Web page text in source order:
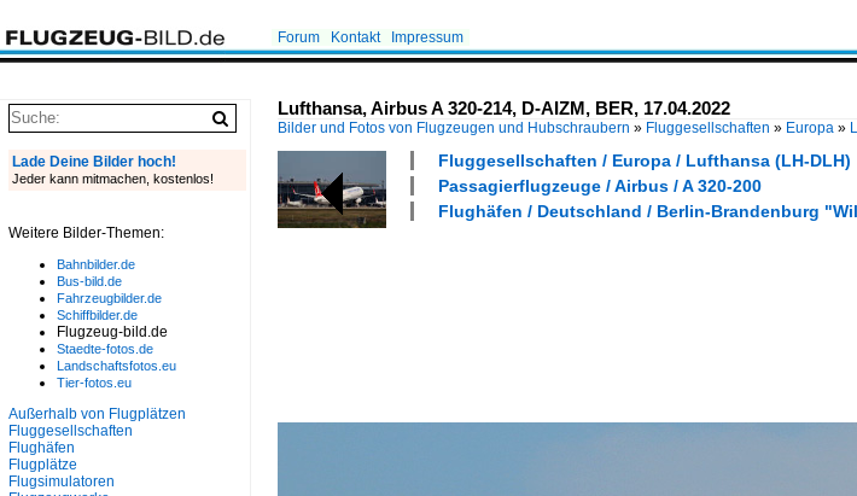
Forum Kontakt Impressum
Lufthansa, Airbus A 320-214, D-AIZM, BER, 17.04.2022
Bilder und Fotos von Flugzeugen und Hubschraubern » Fluggesellschaften » Europa »
Fluggesellschaften / Europa / Lufthansa (LH-DLH)
Passagierflugzeuge / Airbus / A 320-200
Flughäfen / Deutschland / Berlin-Brandenburg
Lade Deine Bilder hoch!
Jeder kann mitmachen, kostenlos!
Weitere Bilder-Themen:
Bahnbilder.de
Bus-bild.de
Fahrzeugbilder.de
Schiffbilder.de
Flugzeug-bild.de
Staedte-fotos.de
Landschaftsfotos.eu
Tier-fotos.eu
Außerhalb von Flugplätzen
Fluggesellschaften
Flughäfen
Flugplätze
Flugsimulatoren